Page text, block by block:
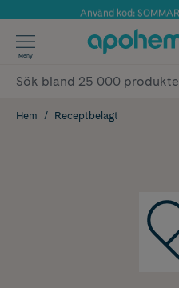
Årets Butik
Använd kod:
✓ Fri
✓ Poäng
Meny
Hem Receptbelagt